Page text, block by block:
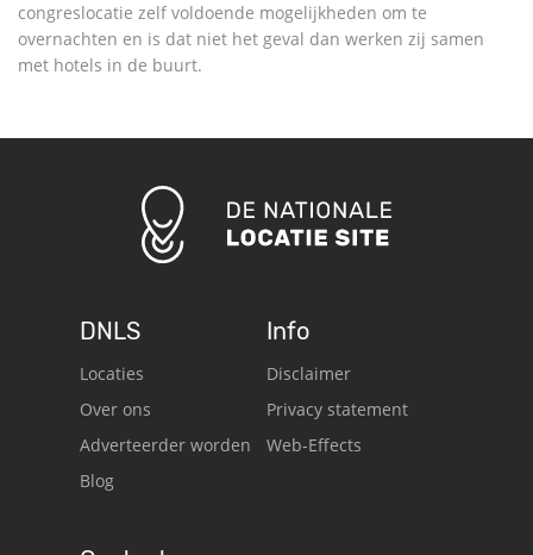
congreslocatie zelf voldoende mogelijkheden om te
overnachten en is dat niet het geval dan werken zij samen
met hotels in de buurt.
DNLS
Locaties
Over ons
Adverteerder worden
Blog
Info
Disclaimer
Privacy statement
Web-Effects